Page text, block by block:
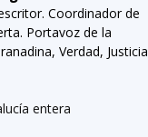
Coordinador de
Portavoz de la
Verdad, Justicia
entera